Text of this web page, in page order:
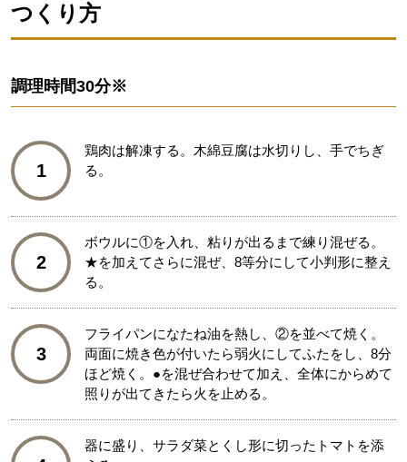
つくり方
調理時間30分※
1
鶏肉は解凍する。木綿豆腐は水切りし、手でちぎ
る。
2
ボウルに①を入れ、粘りが出るまで練り混ぜる。
★を加えてさらに混ぜ、8等分にして小判形に整え
る。
3
フライパンになたね油を熱し、②を並べて焼く。
両面に焼き色が付いたら弱火にしてふたをし、8分
ほど焼く。●を混ぜ合わせて加え、全体にからめて
照りが出てきたら火を止める。
器に盛り、サラダ菜とくし形に切ったトマトを添